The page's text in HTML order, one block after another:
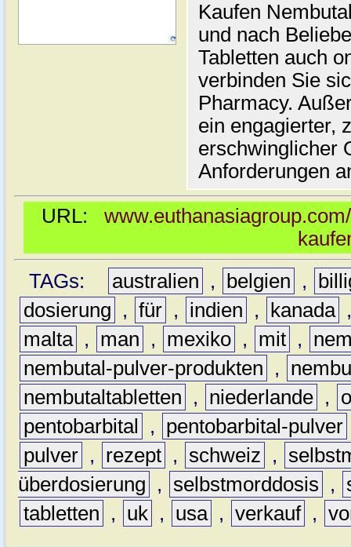
Kaufen
und nach
Tabletten auch
verbinden Sie
Pharmacy.
ein engagierter,
erschwinglicher
Anforderungen
URL:
TAGs:
australien , belgien ,
dosierung
, für , indien , kanada
malta , man , mexiko , mit ,
nembutal-pulver-produkten
,
nembutaltabletten
, niederlande ,
pentobarbital
, pentobarbital-pulver
pulver , rezept , schweiz ,
überdosierung
, selbstmorddosis ,
tabletten
, uk , usa , verkauf ,